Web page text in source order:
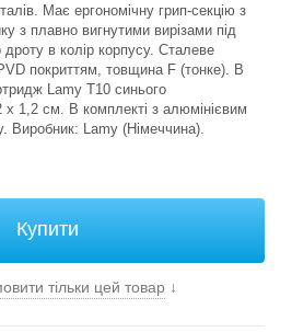
Має ергономічну грип-секцію з
з плавно вигнутими вирізами під
дроту в колір корпусу. Сталеве
покриттям, товщина F (тонке). В
Lamy T10 синього
х 1,2 см. В комплекті з алюмінієвим
Виробник: Lamy (Німеччина).
тільки цей товар↓